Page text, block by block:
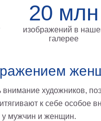
20 млн
изображений в
галерее
внимание художников,
к себе особое
у мужчин и женщин.